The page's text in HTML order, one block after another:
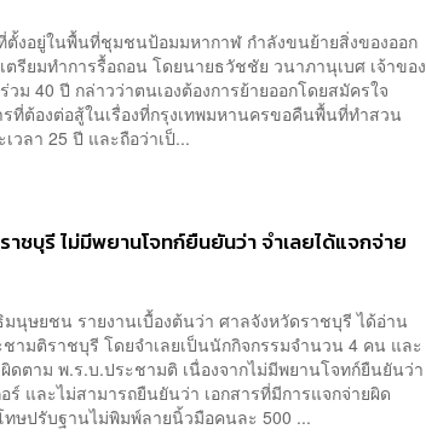
ตั้งอยู่ในพื้นที่ชุมชนป้อมมหากาฬ กำลังขนย้ายสิ่งของออก
ตรียมทำการรื้อถอน โดยนายธวัชชัย วนาภานุเบศ เจ้าของ
ม 40 ปี กล่าวว่าตนเองต้องการย้ายออกโดยสมัครใจ
รที่ต้องต่อสู้ในเรื่องที่กรุงเทพมหานครขอคืนพื้นที่ทำสวน
วลา 25 ปี และถือว่าเป็...
ชบุรี ไม่มีพยานโจทก์ยืนยันว่า จำเลยได้แจกจ่าย
นุษยชน รายงานเบื้องต้นว่า ศาลจังหวัดราชบุรี ได้อ่าน
ามติราชบุรี โดยจำเลยเป็นนักกิจกรรมจำนวน 4 คน และ
ดตาม พ.ร.บ.ประชามติ เนื่องจากไม่มีพยานโจทก์ยืนยันว่า
ร์ และไม่สามารถยืนยันว่า เอกสารที่มีการแจกจ่ายผิด
ษปรับฐานไม่พิมพ์ลายนิ้วมือคนละ 500 ...